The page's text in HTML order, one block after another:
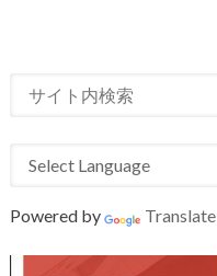
Powered by Translate